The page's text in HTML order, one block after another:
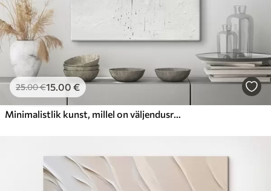
25.00€15.00 €
Minimalistlik kunst, millel on väljendusrikas pintslitõmbed ja hägused servad kaasaegses maalikunstistiilis.